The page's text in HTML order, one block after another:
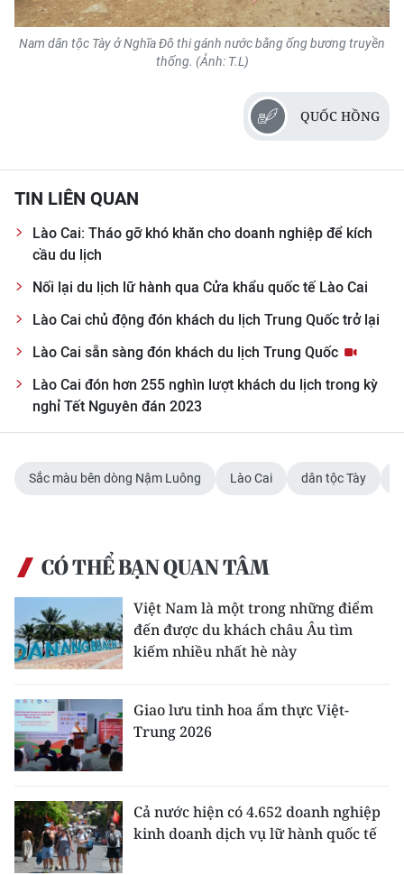
Nam dân tộc Tày ở Nghĩa Đô thi gánh nước bằng ống bương truyền
thống. (Ảnh: T.L)
QUỐC HỒNG
TIN LIÊN QUAN
Lào Cai: Tháo gỡ khó khăn cho doanh nghiệp để kích
cầu du lịch
Nối lại du lịch lữ hành qua Cửa khẩu quốc tế Lào Cai
Lào Cai chủ động đón khách du lịch Trung Quốc trở lại
Lào Cai sẵn sàng đón khách du lịch Trung Quốc
Lào Cai đón hơn 255 nghìn lượt khách du lịch trong kỳ
nghỉ Tết Nguyên đán 2023
Sắc màu bên dòng Nậm Luông Lào Cai dân tộc Tày
CÓ THỂ BẠN QUAN TÂM
Việt Nam là một trong những điểm
đến được du khách châu Âu tìm
kiếm nhiều nhất hè này
Giao lưu tinh hoa ẩm thực Việt-
Trung 2026
Cả nước hiện có 4.652 doanh nghiệp
kinh doanh dịch vụ lữ hành quốc tế